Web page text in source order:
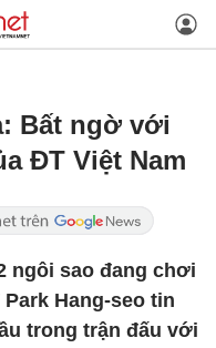
Bất ngờ với
ĐT Việt Nam
ngôi sao đang chơi
Hang-seo tin
trong trận đấu với